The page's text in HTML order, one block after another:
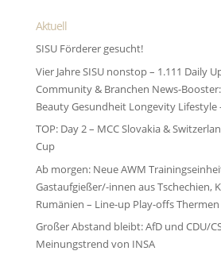
Aktuell
SISU Förderer gesucht!
Vier Jahre SISU nonstop – 1.111 Daily
Community & Branchen News-
Beauty Gesundheit Longevity Lifestyle
TOP: Day 2 – MCC Slovakia &
Cup
Ab morgen: Neue AWM
Gastaufgießer/-innen aus Tschechien,
Rumänien – Line-up Play-offs
Großer Abstand bleibt: AfD und CDU/
Meinungstrend von INSA